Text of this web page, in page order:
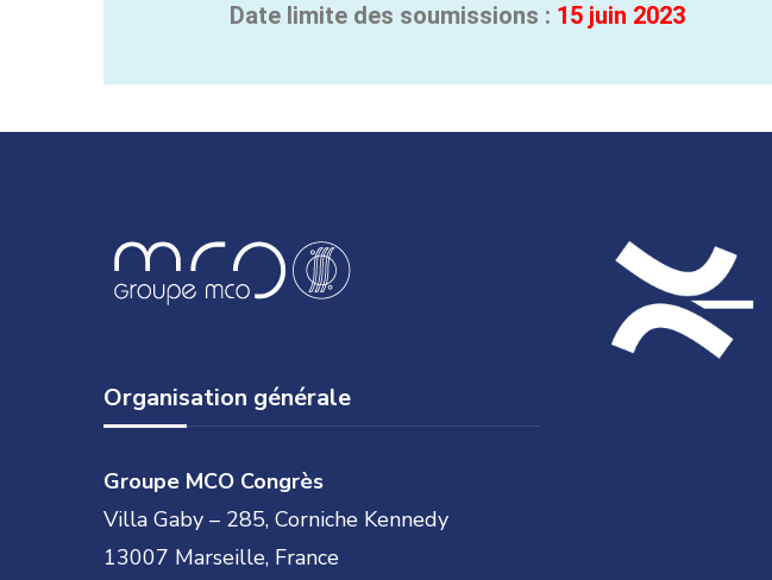
Date limite des soumissions : 15 juin 2023
Organisation générale
Groupe MCO Congrès
Villa Gaby – 285, Corniche Kennedy
13007 Marseille, France